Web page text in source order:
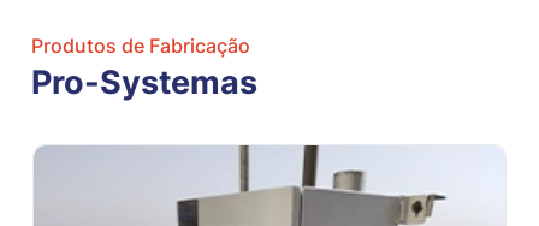
Produtos de Fabricação
Pro-Systemas